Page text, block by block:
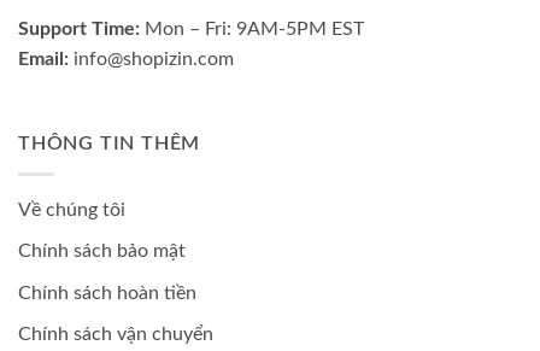
Support Time: Mon – Fri: 9AM-5PM EST
Email: info@shopizin.com
THÔNG TIN THÊM
Về chúng tôi
Chính sách bảo mật
Chính sách hoàn tiền
Chính sách vận chuyển